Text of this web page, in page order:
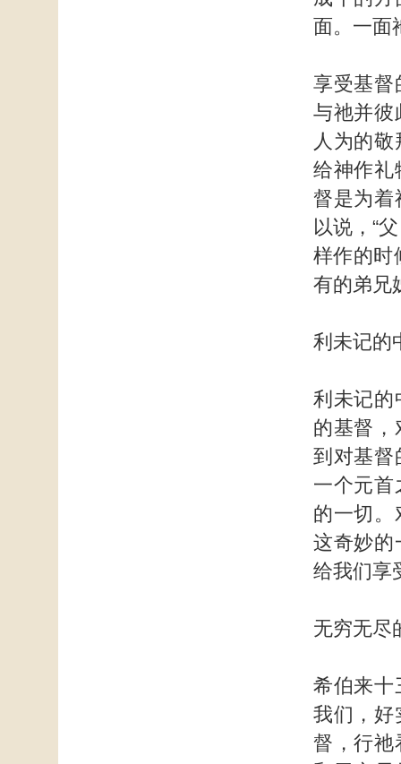
面。一面
享受基督
与祂并彼
人为的
给神作礼
督是为着
以说，“
样作的时
有的弟兄
利未记的
利未记的
的基督，
到对基督
一个元首
的一切。
这奇妙的
给我们享
无穷无尽
希伯来十
我们，好
督，行祂